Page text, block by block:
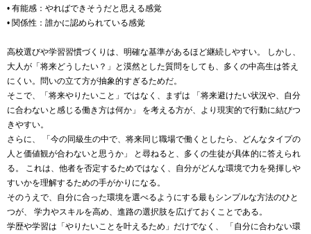
• 有能感：やればできそうだと思える感覚
• 関係性：誰かに認められている感覚
高校選びや学習習慣づくりは、明確な基準があるほど継続しやすい。 しかし、
大人が「将来どうしたい？」と漠然とした質問をしても、多くの中高生は答え
にくい。問いの立て方が抽象的すぎるためだ。
そこで、「将来やりたいこと」ではなく、まずは 「将来避けたい状況や、自分
に合わないと感じる働き方は何か」 を考える方が、より現実的で行動に結びつ
きやすい。
さらに、 「今の同級生の中で、将来同じ職場で働くとしたら、どんなタイプの
人と価値観が合わないと思うか」 と尋ねると、多くの生徒が具体的に答えられ
る。 これは、他者を否定するためではなく、自分がどんな環境で力を発揮しや
すいかを理解するための手がかりになる。
そのうえで、自分に合った環境を選べるようにする最もシンプルな方法のひと
つが、 学力やスキルを高め、進路の選択肢を広げておくことである。
学歴や学習は「やりたいことを叶えるため」だけでなく、 「自分に合わない環